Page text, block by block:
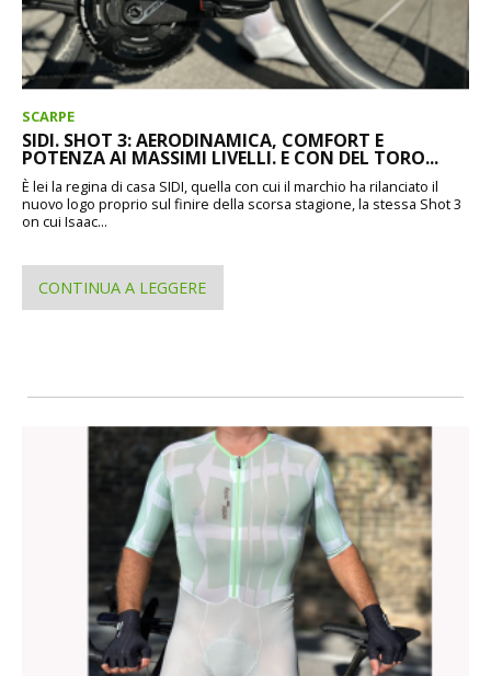
SCARPE
SIDI. SHOT 3: AERODINAMICA, COMFORT E
POTENZA AI MASSIMI LIVELLI. E CON DEL TORO...
È lei la regina di casa SIDI, quella con cui il marchio ha rilanciato il
nuovo logo proprio sul finire della scorsa stagione, la stessa Shot 3
on cui Isaac...
CONTINUA A LEGGERE